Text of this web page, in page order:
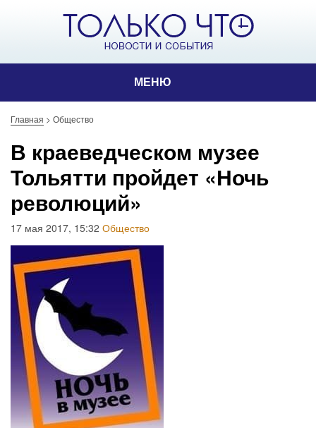
МЕНЮ
Главная > Общество
В краеведческом музее
Тольятти пройдет «Ночь
революций»
17 мая 2017, 15:32 Общество